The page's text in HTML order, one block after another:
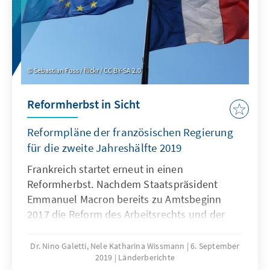
kann.
Sebastian Fuss / flickr / CC BY-SA 2.0
Reformherbst in Sicht
Reformpläne der französischen Regierung
für die zweite Jahreshälfte 2019
Frankreich startet erneut in einen
Reformherbst. Nachdem Staatspräsident
Emmanuel Macron bereits zu Amtsbeginn
2017 die Reform des Arbeitsrechts und der
zweites Regierungsjahr unter einem
schlechten Stern: Die Affäre um seinen
Dr. Nino Galetti, Nele Katharina Wissmann
6. September
2019
Länderberichte